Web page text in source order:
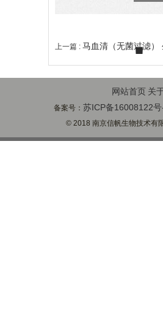
上一篇 : 马血清（无菌过滤）
网站首页 关
备案号： 苏ICP备16008122
© 2018 南京信帆生物技术有